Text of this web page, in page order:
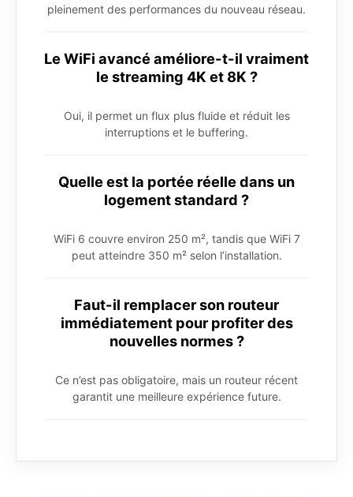
pleinement des performances du nouveau réseau.
Le WiFi avancé améliore-t-il vraiment
le streaming 4K et 8K ?
Oui, il permet un flux plus fluide et réduit les
interruptions et le buffering.
Quelle est la portée réelle dans un
logement standard ?
WiFi 6 couvre environ 250 m², tandis que WiFi 7
peut atteindre 350 m² selon l’installation.
Faut-il remplacer son routeur
immédiatement pour profiter des
nouvelles normes ?
Ce n’est pas obligatoire, mais un routeur récent
garantit une meilleure expérience future.